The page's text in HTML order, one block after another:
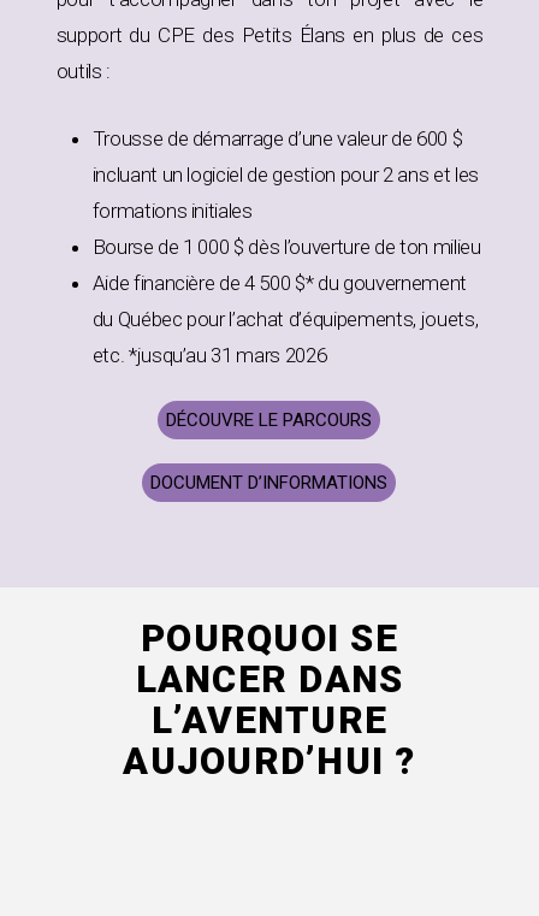
support du CPE des Petits Élans en plus de ces
outils :
Trousse de démarrage d’une valeur de 600 $
incluant un logiciel de gestion pour 2 ans et les
formations initiales
Bourse de 1 000 $ dès l’ouverture de ton milieu
Aide financière de 4 500 $* du gouvernement
du Québec pour l’achat d’équipements, jouets,
etc. *jusqu’au 31 mars 2026
DÉCOUVRE LE PARCOURS
DOCUMENT D’INFORMATIONS
POURQUOI SE
LANCER DANS
L’AVENTURE
AUJOURD’HUI ?